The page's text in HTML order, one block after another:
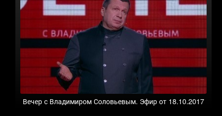
Вечер с Владимиром Соловьевым. Эфир от 18.10.2017